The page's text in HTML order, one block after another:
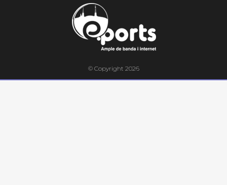
© Copyright 2026